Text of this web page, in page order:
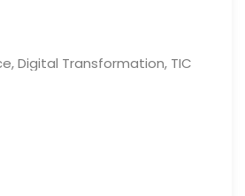
,Digital Transformation, TIC